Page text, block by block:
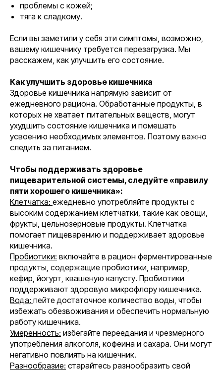
проблемы с кожей;
тяга к сладкому.
Если вы заметили у себя эти симптомы, возможно,
вашему кишечнику требуется перезагрузка. Мы
расскажем, как улучшить его состояние.
Как улучшить здоровье кишечника
Здоровье кишечника напрямую зависит от
ежедневного рациона. Обработанные продукты, в
которых не хватает питательных веществ, могут
ухудшить состояние кишечника и помешать
усвоению необходимых элементов. Поэтому важно
следить за питанием.
Чтобы поддерживать здоровье
пищеварительной системы, следуйте «правилу
пяти хорошего кишечника»:
Клетчатка: ежедневно употребляйте продукты с
высоким содержанием клетчатки, такие как овощи,
фрукты, цельнозерновые продукты. Клетчатка
помогает пищеварению и поддерживает здоровье
кишечника.
Пробиотики: включайте в рацион ферментированные
продукты, содержащие пробиотики, например,
кефир, йогурт, квашеную капусту. Пробиотики
поддерживают здоровую микрофлору кишечника.
Вода: пейте достаточное количество воды, чтобы
избежать обезвоживания и обеспечить нормальную
работу кишечника.
Умеренность: избегайте переедания и чрезмерного
употребления алкоголя, кофеина и сахара. Они могут
негативно повлиять на кишечник.
Разнообразие: старайтесь разнообразить свой